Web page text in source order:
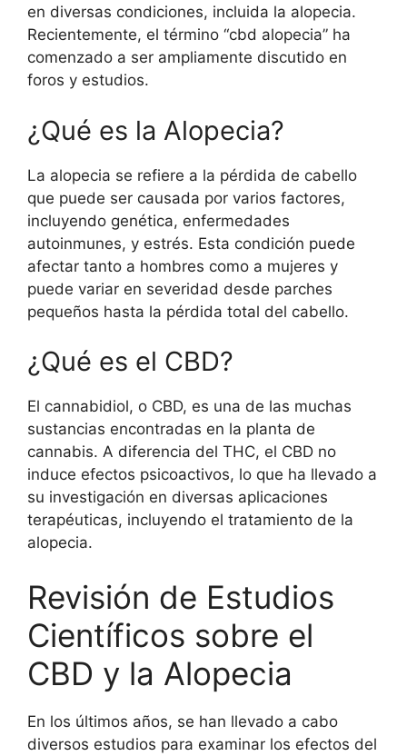
en diversas condiciones, incluida la alopecia.
Recientemente, el término “cbd alopecia” ha
comenzado a ser ampliamente discutido en
foros y estudios.
¿Qué es la Alopecia?
La alopecia se refiere a la pérdida de cabello
que puede ser causada por varios factores,
incluyendo genética, enfermedades
autoinmunes, y estrés. Esta condición puede
afectar tanto a hombres como a mujeres y
puede variar en severidad desde parches
pequeños hasta la pérdida total del cabello.
¿Qué es el CBD?
El cannabidiol, o CBD, es una de las muchas
sustancias encontradas en la planta de
cannabis. A diferencia del THC, el CBD no
induce efectos psicoactivos, lo que ha llevado a
su investigación en diversas aplicaciones
terapéuticas, incluyendo el tratamiento de la
alopecia.
Revisión de Estudios
Científicos sobre el
CBD y la Alopecia
En los últimos años, se han llevado a cabo
diversos estudios para examinar los efectos del